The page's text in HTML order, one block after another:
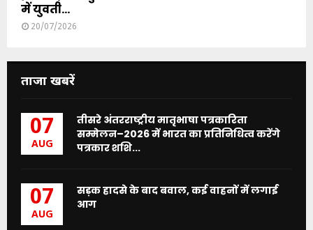
में युवती...
20/07/2026
ताजा खबरें
07
AUG
तीसरे अंतरराष्ट्रीय मातृभाषा पत्रकारिता
सम्मेलन–2026 में भारत का प्रतिनिधित्व करेंगे
पत्रकार शशि...
07
AUG
सड़क हादसे के बाद बवाल, कई वाहनों में लगाई
आग